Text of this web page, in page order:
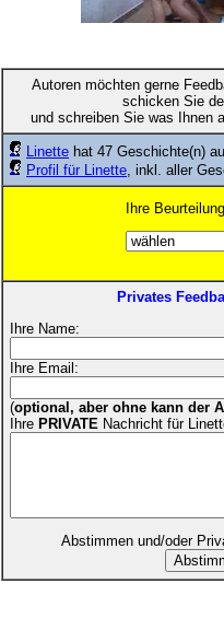
Autoren möchten gerne
schicken Sie
und schreiben Sie was Ihnen
Linette hat 47 Geschichte(n)
Profil für Linette, inkl. aller
Ihre
Privates
Ihre Name:
Ihre Email:
(optional, aber ohne kann der
Ihre PRIVATE Nachricht für
Abstimmen und/oder